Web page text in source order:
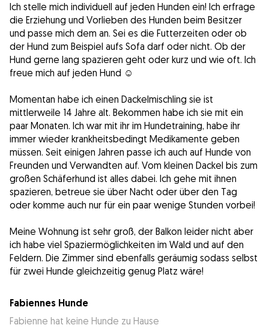
Ich stelle mich individuell auf jeden Hunden ein! Ich erfrage
die Erziehung und Vorlieben des Hunden beim Besitzer
und passe mich dem an. Sei es die Futterzeiten oder ob
der Hund zum Beispiel aufs Sofa darf oder nicht. Ob der
Hund gerne lang spazieren geht oder kurz und wie oft. Ich
freue mich auf jeden Hund ☺️
Momentan habe ich einen Dackelmischling sie ist
mittlerweile 14 Jahre alt. Bekommen habe ich sie mit ein
paar Monaten. Ich war mit ihr im Hundetraining, habe ihr
immer wieder krankheitsbedingt Medikamente geben
müssen. Seit einigen Jahren passe ich auch auf Hunde von
Freunden und Verwandten auf. Vom kleinen Dackel bis zum
großen Schäferhund ist alles dabei. Ich gehe mit ihnen
spazieren, betreue sie über Nacht oder über den Tag
oder komme auch nur für ein paar wenige Stunden vorbei!
Meine Wohnung ist sehr groß, der Balkon leider nicht aber
ich habe viel Spaziermöglichkeiten im Wald und auf den
Feldern. Die Zimmer sind ebenfalls geräumig sodass selbst
für zwei Hunde gleichzeitig genug Platz wäre!
Fabiennes Hunde
Fabienne hat keine Hunde zu Hause